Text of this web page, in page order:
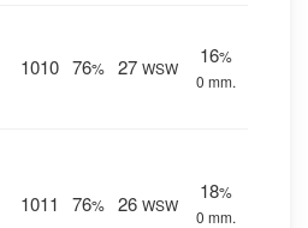
1010 76% 27 WSW
16%
0 mm.
1011 76% 26 WSW
18%
0 mm.